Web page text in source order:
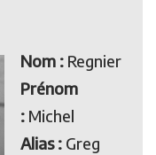
Nom : Regnier
Prénom
: Michel
Alias : Greg